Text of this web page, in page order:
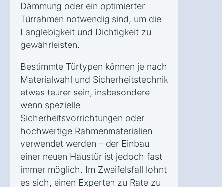
Dämmung oder ein optimierter
Türrahmen notwendig sind, um die
Langlebigkeit und Dichtigkeit zu
gewährleisten.
Bestimmte Türtypen können je nach
Materialwahl und Sicherheitstechnik
etwas teurer sein, insbesondere
wenn spezielle
Sicherheitsvorrichtungen oder
hochwertige Rahmenmaterialien
verwendet werden – der Einbau
einer neuen Haustür ist jedoch fast
immer möglich. Im Zweifelsfall lohnt
es sich, einen Experten zu Rate zu